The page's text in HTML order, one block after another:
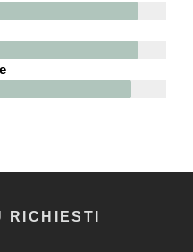
RICHIESTI